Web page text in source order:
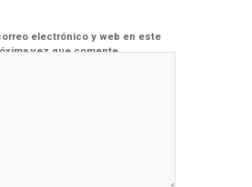
electrónico y web en este
vez que comente.